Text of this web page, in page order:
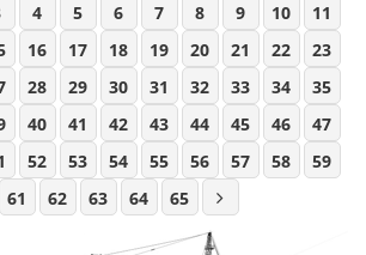
4 5 6 7 8 9 10
11
16 17 18 19 20 21 22
23
28 29 30 31 32 33 34
35
40 41 42 43 44 45 46
47
52 53 54 55 56 57 58
59
61 62 63 64 65